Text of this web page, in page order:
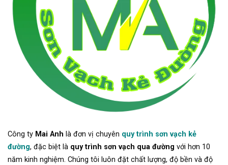
Công ty Mai Anh là đơn vị chuyên quy trình sơn vạch kẻ
đường, đặc biệt là quy trình sơn vạch qua đường với hơn 10
năm kinh nghiệm. Chúng tôi luôn đặt chất lượng, độ bền và độ